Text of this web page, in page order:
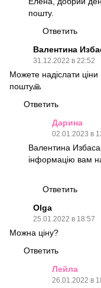
пошту.
Ответить
Валентина
31.12.2022 в 22:52
Можете надіслати ціни
пошту🙏
Ответить
Дарина
02.01.2023 в
Валентина
інформацію вам
Ответить
Olga
25.01.2022 в 18:57
Можна ціну?
Ответить
Лейла
26.01.2022 в